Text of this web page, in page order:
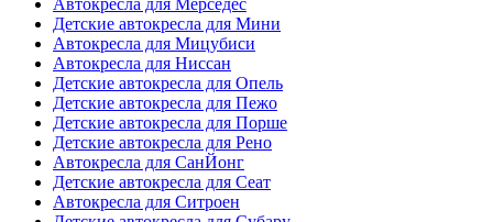
Автокресла для Мерседес
Детские автокресла для Мини
Автокресла для Мицубиси
Автокресла для Ниссан
Детские автокресла для Опель
Детские автокресла для Пежо
Детские автокресла для Порше
Детские автокресла для Рено
Автокресла для СанЙонг
Детские автокресла для Сеат
Автокресла для Ситроен